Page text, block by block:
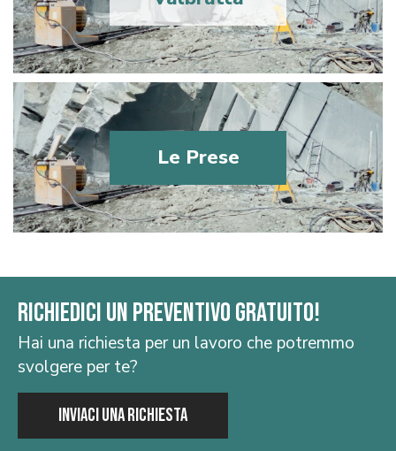
Le Prese
Richiedici un preventivo gratuito!
Hai una richiesta per un lavoro che potremmo
svolgere per te?
Inviaci una richiesta